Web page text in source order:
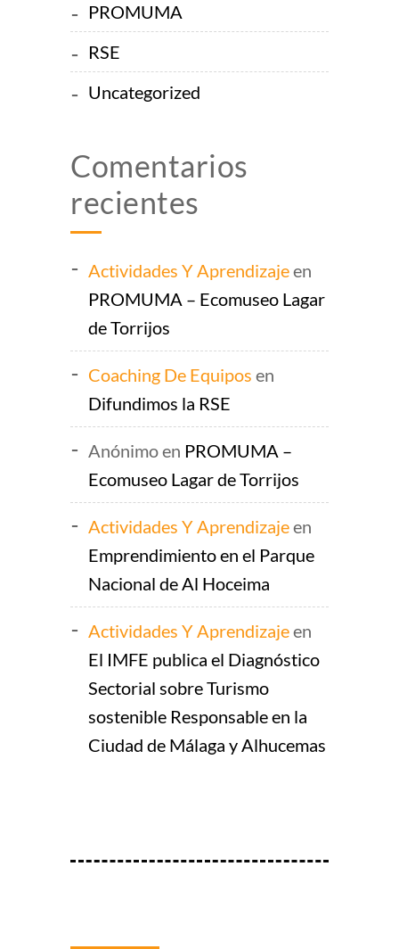
PROMUMA
RSE
Uncategorized
Comentarios
recientes
Actividades Y Aprendizajeen
PROMUMA – Ecomuseo Lagar
de Torrijos
Coaching De Equipos en
Difundimos la RSE
Anónimoen PROMUMA –
Ecomuseo Lagar de Torrijos
Actividades Y Aprendizajeen
Emprendimiento en el Parque
Nacional de Al Hoceima
Actividades Y Aprendizajeen
El IMFE publica el Diagnóstico
Sectorial sobre Turismo
sostenible Responsable en la
Ciudad de Málaga y Alhucemas